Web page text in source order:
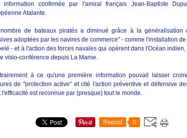
information confirmée par l'amiral français Jean-Baptiste
Atalante.
de bateaux piratés a diminué grâce à la généralisation
adoptées par les navires de commerce" - comme l'installation
- et à l'action des forces navales qui opèrent dans l'Océan
visio-conférence depuis La Marne.
à ce qu'une première information pouvait laisser
de "protection active" et cité l'action préventive et défensive
l'efficacité est reconnue par (presque) tout le monde.
Repost 0